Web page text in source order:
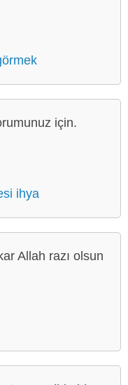
için.
ihya
Allah razı olsun